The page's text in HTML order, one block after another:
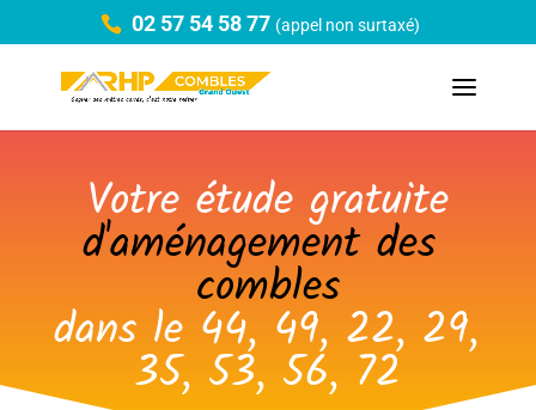
02 57 54 58 77 (appel non surtaxé)
Votre étude gratuite
d'aménagement des
combles
dans le 44, 49, 22, 29,
35, 53, 56, 72